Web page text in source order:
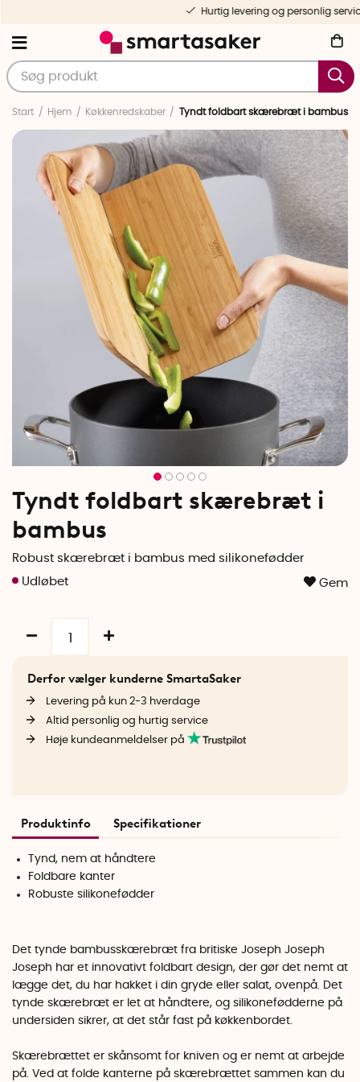
Hurtig levering og personlig service
Start Hjem Køkkenredskaber Tyndt foldbart skærebræt i bambus
Tyndt foldbart skærebræt i
bambus
Robust skærebræt i bambus med silikonefødder
Gem
Derfor vælger kunderne SmartaSaker
Levering på kun 2-3 hverdage
Altid personlig og hurtig service
Høje kundeanmeldelser på
Produktinfo Specifikationer
Tynd, nem at håndtere
Foldbare kanter
Robuste silikonefødder
Det tynde bambusskærebræt fra britiske Joseph Joseph
Joseph har et innovativt foldbart design, der gør det nemt at
lægge det, du har hakket i din gryde eller salat, ovenpå. Det
tynde skærebræt er let at håndtere, og silikonefødderne på
undersiden sikrer, at det står fast på køkkenbordet.
Skærebrættet er skånsomt for kniven og er nemt at arbejde
på. Ved at folde kanterne på skærebrættet sammen kan du